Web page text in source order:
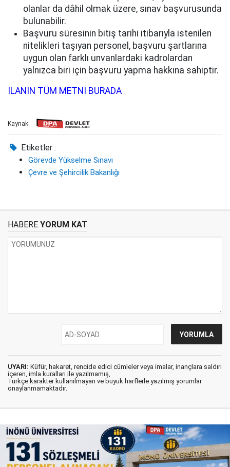
olanlar da dâhil olmak üzere, sınav başvurusunda
bulunabilir.
Başvuru süresinin bitiş tarihi itibarıyla istenilen
nitelikleri taşıyan personel, başvuru şartlarına
uygun olan farklı unvanlardaki kadrolardan
yalnızca biri için başvuru yapma hakkına sahiptir.
İLANIN TÜM METNİ BURADA
Kaynak:
Etiketler :
Görevde Yükselme Sınavı
Çevre ve Şehircilik Bakanlığı
HABERE YORUM KAT
UYARI: Küfür, hakaret, rencide edici cümleler veya imalar, inançlara saldırı
içeren, imla kuralları ile yazılmamış,
Türkçe karakter kullanılmayan ve büyük harflerle yazılmış yorumlar
onaylanmamaktadır.